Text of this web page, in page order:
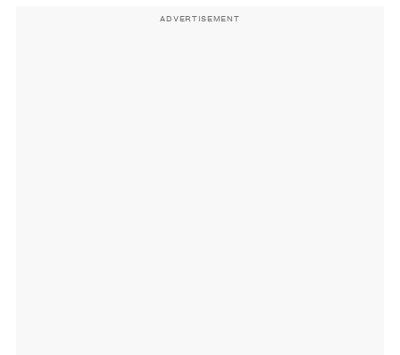
ADVERTISEMENT